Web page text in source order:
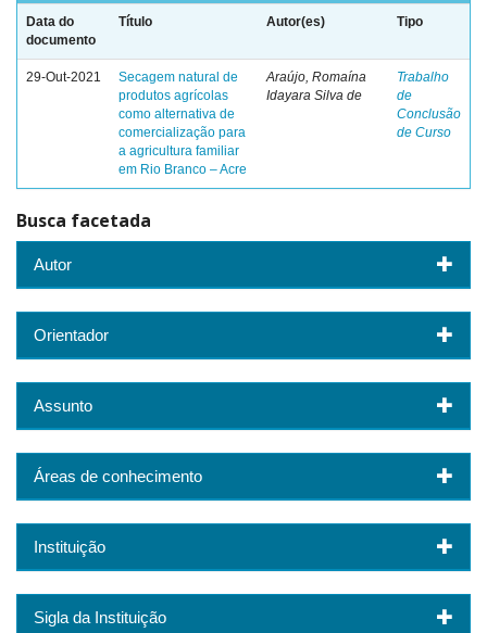
Data do
documento
Título Autor(es) Tipo
29-Out-2021
Secagem natural de
produtos agrícolas
como alternativa de
comercialização para
a agricultura familiar
em Rio Branco – Acre
Araújo, Romaína
Idayara Silva de
Trabalho
de
Conclusão
de Curso
Busca facetada
Autor
Orientador
Assunto
Áreas de conhecimento
Instituição
Sigla da Instituição